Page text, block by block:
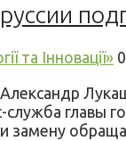
та Інновації»
главы
замену